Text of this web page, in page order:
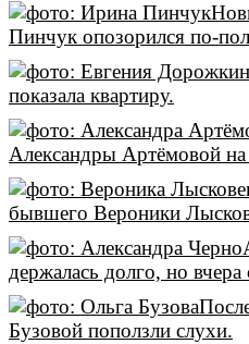
Пинчук опозорился по-
показала квартиру.
Александры Артёмовой на
бывшего Вероники
держалась долго, но вчера
Бузовой поползли слухи.